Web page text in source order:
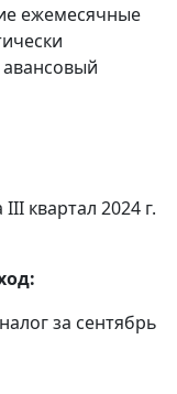
ежемесячные
авансовый
III квартал 2024 г.
налог за сентябрь